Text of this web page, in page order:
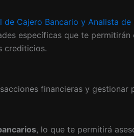
Cajero Bancario y Analista de
específicas que te
crediticios.
financieras y gestionar
, lo que te permitirá